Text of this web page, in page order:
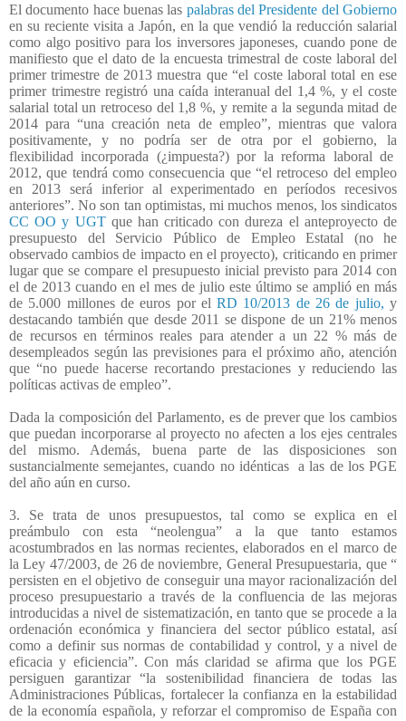
El documento hace buenas las palabras del Presidente del Gobierno
en su reciente visita a Japón, en la que vendió la reducción salarial
como algo positivo para los inversores japoneses, cuando pone de
manifiesto que el dato de la encuesta trimestral de coste laboral del
primer trimestre de 2013 muestra que “el coste laboral total en ese
primer trimestre registró una caída interanual del 1,4 %, y el coste
salarial total un retroceso del 1,8 %, y remite a la segunda mitad de
2014 para “una creación neta de empleo”, mientras que valora
positivamente, y no podría ser de otra por el gobierno, la
flexibilidad incorporada (¿impuesta?) por la reforma laboral de
2012, que tendrá como consecuencia que “el retroceso del empleo
en 2013 será inferior al experimentado en períodos recesivos
anteriores”. No son tan optimistas, mi muchos menos, los sindicatos
CC OO y UGTque han criticado con dureza el anteproyecto de
presupuesto del Servicio Público de Empleo Estatal (no he
observado cambios de impacto en el proyecto), criticando en primer
lugar que se compare el presupuesto inicial previsto para 2014 con
el de 2013 cuando en el mes de julio este último se amplió en más
de 5.000 millones de euros por elRD 10/2013 de 26 de julio,y
destacando también que desde 2011 se dispone de un 21% menos
de recursos en términos reales para atender a un 22 % más de
desempleados según las previsiones para el próximo año, atención
que “no puede hacerse recortando prestaciones y reduciendo las
políticas activas de empleo”.
Dada la composición del Parlamento, es de prever que los cambios
que puedan incorporarse al proyecto no afecten a los ejes centrales
del mismo. Además, buena parte de las disposiciones son
sustancialmente semejantes, cuando no idénticas
a las de los PGE
del año aún en curso.
3. Se trata de unos presupuestos, tal como se explica en el
preámbulo con esta “neolengua” a la que tanto estamos
acostumbrados en las normas recientes, elaborados en el marco de
la Ley 47/2003, de 26 de noviembre, General Presupuestaria, que “
persisten en el objetivo de conseguir una mayor racionalización del
proceso presupuestario a través de la confluencia de las mejoras
introducidas a nivel de sistematización, en tanto que se procede a la
ordenación económica y financiera del sector público estatal, así
como a definir sus normas de contabilidad y control, y a nivel de
eficacia y eficiencia”. Con más claridad se afirma que los PGE
persiguen garantizar “la sostenibilidad financiera de todas las
Administraciones Públicas, fortalecer la confianza en la estabilidad
de la economía española, y reforzar el compromiso de España con